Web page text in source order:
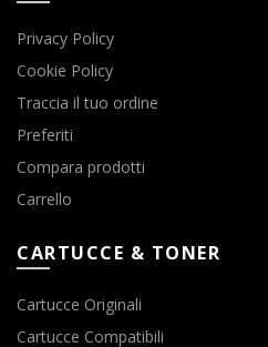
Privacy Policy
Cookie Policy
Traccia il tuo ordine
Preferiti
Compara prodotti
Carrello
CARTUCCE & TONER
Cartucce Originali
Cartucce Compatibili